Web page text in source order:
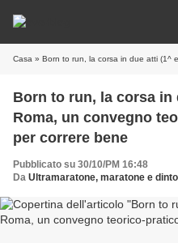
Casa » Born to run, la corsa in due atti (1^ ed.). A
Born to run, la corsa in
Roma, un convegno
per correre bene
Pubblicato su 30/10/PM 16:48
Da Ultramaratone, maratone e